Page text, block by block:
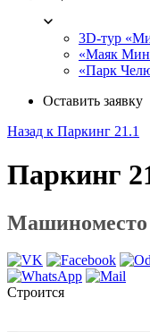
3D-тур
«Маяк
«Парк
Оставить заявку
Назад к Паркинг 21.1
Паркинг
Строится